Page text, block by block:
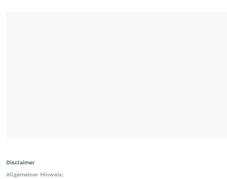
Disclaimer
Allgemeiner Hinweis: